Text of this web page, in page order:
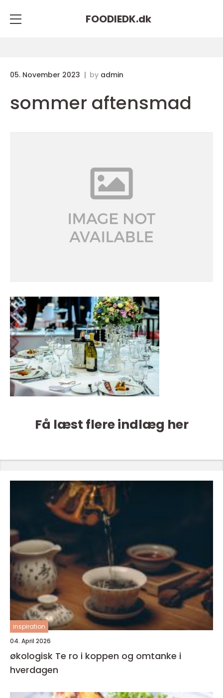
FOODIEDK.dk
05. November 2023 by admin
sommer aftensmad
Få læst flere indlæg her
inspiration
04. April 2026
økologisk Te ro i koppen og omtanke i
hverdagen